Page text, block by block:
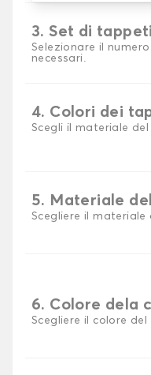
3. Set di
Selezionare il
necessari.
4. Colori dei
Scegli il materiale
5. Materiale
Scegliere il materiale
6. Colore dela
Scegliere il colore del